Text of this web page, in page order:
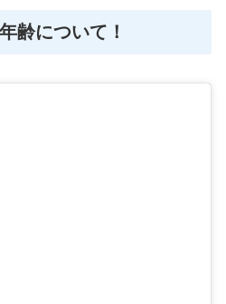
齢について！